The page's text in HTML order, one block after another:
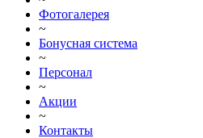
Фотогалерея
~
Бонусная система
~
Персонал
~
Акции
~
Контакты